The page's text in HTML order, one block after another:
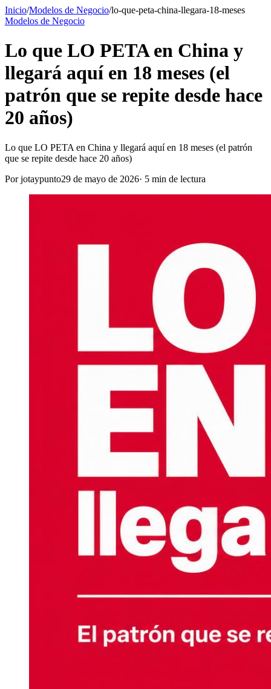
Inicio/Modelos de Negocio/lo-que-peta-china-llegara-18-meses
Modelos de Negocio
Lo que LO PETA en China y
llegará aquí en 18 meses (el
patrón que se repite desde hace
20 años)
Lo que LO PETA en China y llegará aquí en 18 meses (el patrón
que se repite desde hace 20 años)
Porjotaypunto29 de mayo de 2026· 5 min de lectura